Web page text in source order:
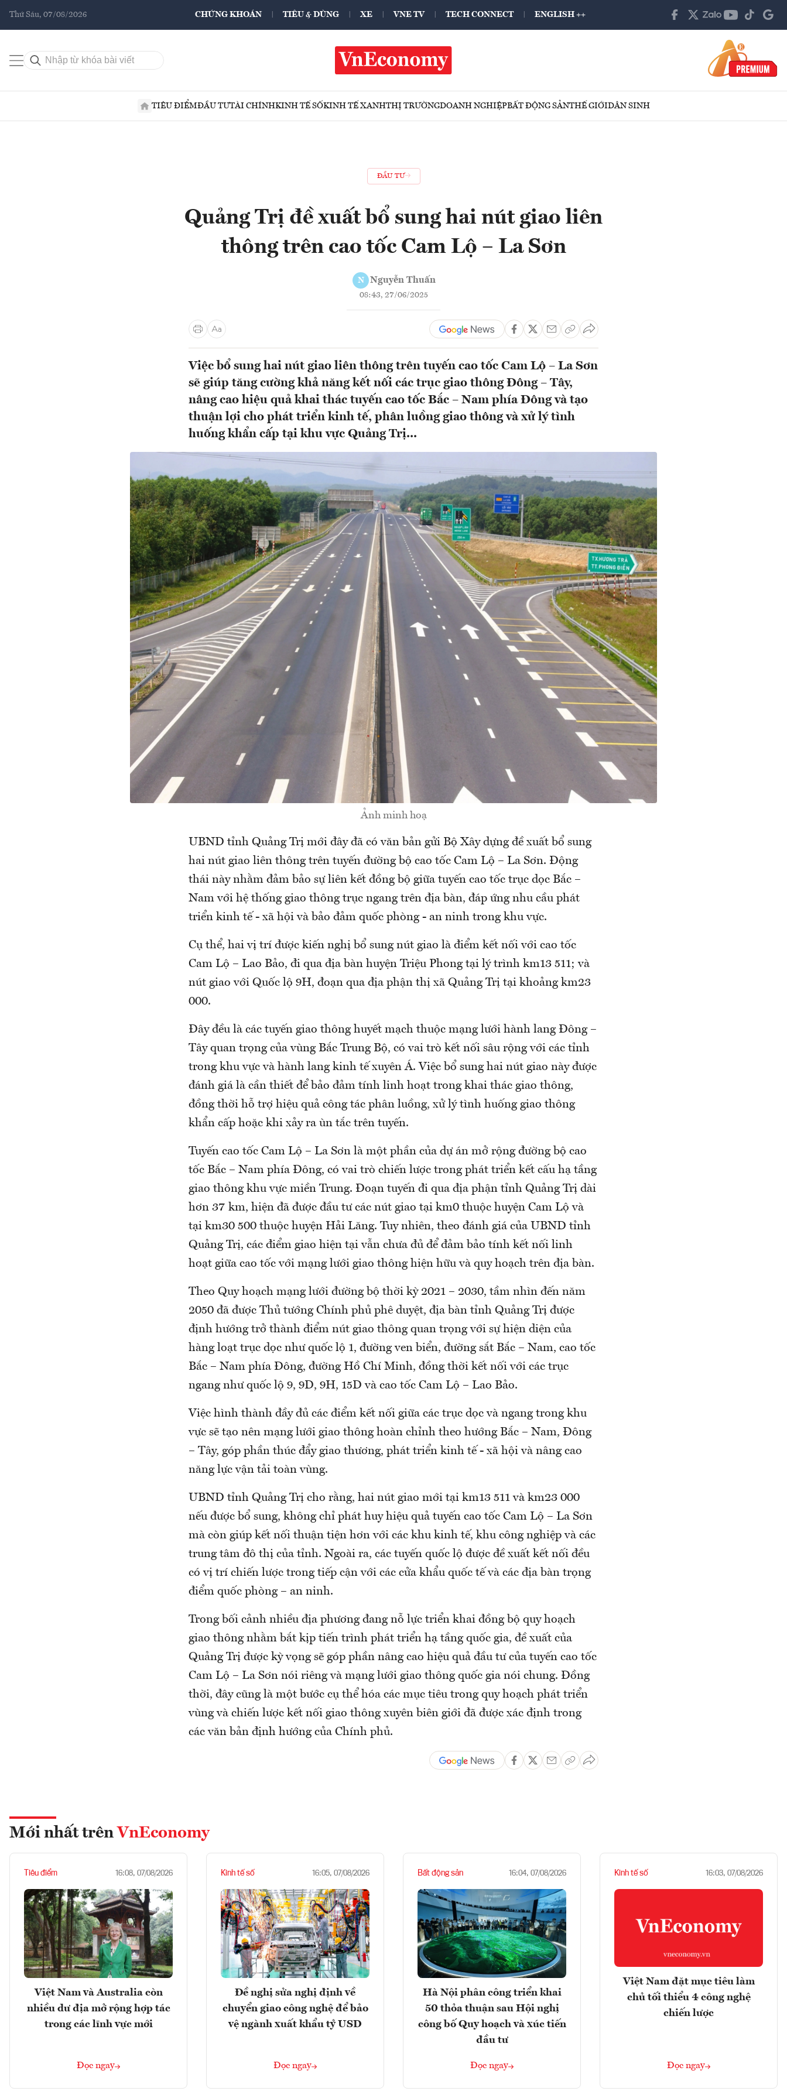
Thứ Sáu, 07/08/2026 CHỨNG KHOÁN TIÊU & DÙNG XE VNE TV TECH CONNECT ENGLISH ++
TIÊU ĐIỂMĐẦU TƯTÀI CHÍNHKINH TẾ SỐKINH TẾ XANHTHỊ TRƯỜNGDOANH NGHIỆPBẤT ĐỘNG SẢNTHẾ GIỚIDÂN SINH
ĐẦU TƯ
Quảng Trị đề xuất bổ sung hai nút giao liên
thông trên cao tốc Cam Lộ – La Sơn
N Nguyễn Thuấn
08:43, 27/06/2025
Việc bổ sung hai nút giao liên thông trên tuyến cao tốc Cam Lộ – La Sơn
sẽ giúp tăng cường khả năng kết nối các trục giao thông Đông – Tây,
nâng cao hiệu quả khai thác tuyến cao tốc Bắc – Nam phía Đông và tạo
thuận lợi cho phát triển kinh tế, phân luồng giao thông và xử lý tình
huống khẩn cấp tại khu vực Quảng Trị...
Ảnh minh hoạ
UBND tỉnh Quảng Trị mới đây đã có văn bản gửi Bộ Xây dựng đề xuất bổ sung
hai nút giao liên thông trên tuyến đường bộ cao tốc Cam Lộ – La Sơn. Động
thái này nhằm đảm bảo sự liên kết đồng bộ giữa tuyến cao tốc trục dọc Bắc –
Nam với hệ thống giao thông trục ngang trên địa bàn, đáp ứng nhu cầu phát
triển kinh tế - xã hội và bảo đảm quốc phòng - an ninh trong khu vực.
Cụ thể, hai vị trí được kiến nghị bổ sung nút giao là điểm kết nối với cao tốc
Cam Lộ – Lao Bảo, đi qua địa bàn huyện Triệu Phong tại lý trình km13 511; và
nút giao với Quốc lộ 9H, đoạn qua địa phận thị xã Quảng Trị tại khoảng km23
000.
Đây đều là các tuyến giao thông huyết mạch thuộc mạng lưới hành lang Đông –
Tây quan trọng của vùng Bắc Trung Bộ, có vai trò kết nối sâu rộng với các tỉnh
trong khu vực và hành lang kinh tế xuyên Á. Việc bổ sung hai nút giao này được
đánh giá là cần thiết để bảo đảm tính linh hoạt trong khai thác giao thông,
đồng thời hỗ trợ hiệu quả công tác phân luồng, xử lý tình huống giao thông
khẩn cấp hoặc khi xảy ra ùn tắc trên tuyến.
Tuyến cao tốc Cam Lộ – La Sơn là một phần của dự án mở rộng đường bộ cao
tốc Bắc – Nam phía Đông, có vai trò chiến lược trong phát triển kết cấu hạ tầng
giao thông khu vực miền Trung. Đoạn tuyến đi qua địa phận tỉnh Quảng Trị dài
hơn 37 km, hiện đã được đầu tư các nút giao tại km0 thuộc huyện Cam Lộ và
tại km30 500 thuộc huyện Hải Lăng. Tuy nhiên, theo đánh giá của UBND tỉnh
Quảng Trị, các điểm giao hiện tại vẫn chưa đủ để đảm bảo tính kết nối linh
hoạt giữa cao tốc với mạng lưới giao thông hiện hữu và quy hoạch trên địa bàn.
Theo Quy hoạch mạng lưới đường bộ thời kỳ 2021 – 2030, tầm nhìn đến năm
2050 đã được Thủ tướng Chính phủ phê duyệt, địa bàn tỉnh Quảng Trị được
định hướng trở thành điểm nút giao thông quan trọng với sự hiện diện của
hàng loạt trục dọc như quốc lộ 1, đường ven biển, đường sắt Bắc – Nam, cao tốc
Bắc – Nam phía Đông, đường Hồ Chí Minh, đồng thời kết nối với các trục
ngang như quốc lộ 9, 9D, 9H, 15D và cao tốc Cam Lộ – Lao Bảo.
Việc hình thành đầy đủ các điểm kết nối giữa các trục dọc và ngang trong khu
vực sẽ tạo nên mạng lưới giao thông hoàn chỉnh theo hướng Bắc – Nam, Đông
– Tây, góp phần thúc đẩy giao thương, phát triển kinh tế - xã hội và nâng cao
năng lực vận tải toàn vùng.
UBND tỉnh Quảng Trị cho rằng, hai nút giao mới tại km13 511 và km23 000
nếu được bổ sung, không chỉ phát huy hiệu quả tuyến cao tốc Cam Lộ – La Sơn
mà còn giúp kết nối thuận tiện hơn với các khu kinh tế, khu công nghiệp và các
trung tâm đô thị của tỉnh. Ngoài ra, các tuyến quốc lộ được đề xuất kết nối đều
có vị trí chiến lược trong tiếp cận với các cửa khẩu quốc tế và các địa bàn trọng
điểm quốc phòng – an ninh.
Trong bối cảnh nhiều địa phương đang nỗ lực triển khai đồng bộ quy hoạch
giao thông nhằm bắt kịp tiến trình phát triển hạ tầng quốc gia, đề xuất của
Quảng Trị được kỳ vọng sẽ góp phần nâng cao hiệu quả đầu tư của tuyến cao tốc
Cam Lộ – La Sơn nói riêng và mạng lưới giao thông quốc gia nói chung. Đồng
thời, đây cũng là một bước cụ thể hóa các mục tiêu trong quy hoạch phát triển
vùng và chiến lược kết nối giao thông xuyên biên giới đã được xác định trong
các văn bản định hướng của Chính phủ.
Mới nhất trên VnEconomy
Tiêu điểm 16:08, 07/08/2026
Việt Nam và Australia còn
nhiều dư địa mở rộng hợp tác
trong các lĩnh vực mới
Đọc ngay
Kinh tế số 16:05, 07/08/2026
Đề nghị sửa nghị định về
chuyển giao công nghệ để bảo
vệ ngành xuất khẩu tỷ USD
Đọc ngay
Bất động sản 16:04, 07/08/2026
Hà Nội phân công triển khai
50 thỏa thuận sau Hội nghị
công bố Quy hoạch và xúc tiến
đầu tư
Đọc ngay
Kinh tế số 16:03, 07/08/2026
Việt Nam đặt mục tiêu làm
chủ tối thiểu 4 công nghệ
chiến lược
Đọc ngay